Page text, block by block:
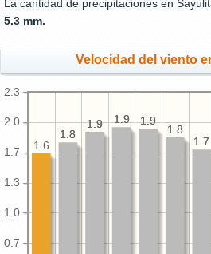
La cantidad de precipitaciones en
5.3 mm.
Velocidad del viento
0.7
1.0
1.3
1.7
2.0
2.3
1.7
1.8
1.9
1.9
1.9
1.8
1.7
1.8
1.9
1.9
1.9
1.8
1.6